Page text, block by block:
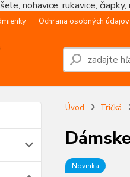
nohavice, rukavice,
Ochrana osobných údajov
Úvod Tričká
Novinka